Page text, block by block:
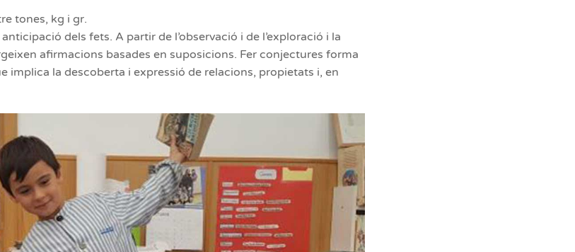
tones, kg i gr.
dels fets. A partir de l’observació i de l’exploració i la
afirmacions basades en suposicions. Fer conjectures forma
implica la descoberta i expressió de relacions, propietats i, en